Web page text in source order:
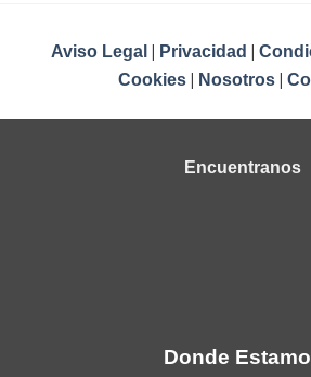
Aviso Legal | Privacidad |
Cookies| Nosotros|
Encuentranos
Donde